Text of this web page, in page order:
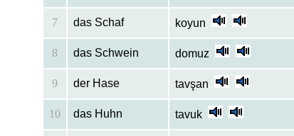
7 das Schaf koyun
8 das Schwein domuz
9 der Hase tavşan
10 das Huhn tavuk